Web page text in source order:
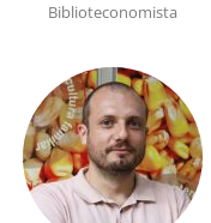
Biblioteconomista